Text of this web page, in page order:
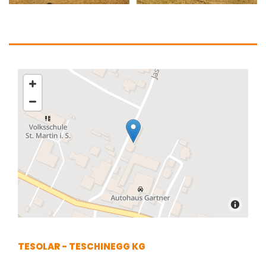
TESOLAR - TESCHINEGG KG